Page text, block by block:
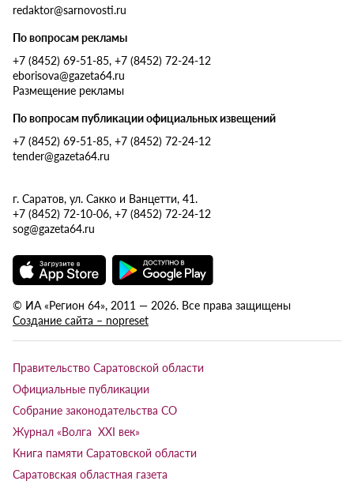
redaktor@sarnovosti.ru
По вопросам рекламы
+7 (8452) 69-51-85, +7 (8452) 72-24-12
eborisova@gazeta64.ru
Размещение рекламы
По вопросам публикации официальных извещений
+7 (8452) 69-51-85, +7 (8452) 72-24-12
tender@gazeta64.ru
г. Саратов, ул. Сакко и Ванцетти, 41.
+7 (8452) 72-10-06, +7 (8452) 72-24-12
sog@gazeta64.ru
© ИА «Регион 64», 2011 — 2026. Все права защищены
Создание сайта – nopreset
Правительство Саратовской области
Официальные публикации
Собрание законодательства СО
Журнал «Волга XXI век»
Книга памяти Саратовской области
Саратовская областная газета